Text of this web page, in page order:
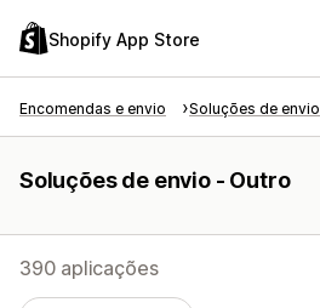
Shopify App Store
Encomendas e envio Soluções de envio
Soluções de envio - Outro
390 aplicações